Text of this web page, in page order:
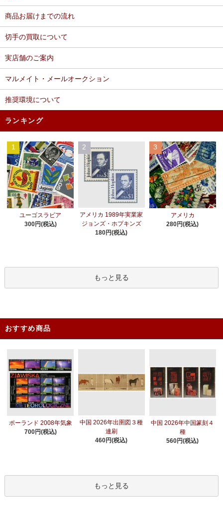
商品お届けまでの流れ
切手の買取について
実店舗のご案内
マルメイト・メールオークション
推奨環境について
ランキング
1
ユーゴスラビア
300円(税込)
2
アメリカ 1989年実業家
ジョンズ・ホプキンズ
180円(税込)
3
アメリカ
280円(税込)
もっと見る
おすすめ商品
ポーランド 2008年気象
700円(税込)
中国 2026年出圉図３種
連刷
460円(税込)
中国 2026年中国篆刻４
種
560円(税込)
もっと見る